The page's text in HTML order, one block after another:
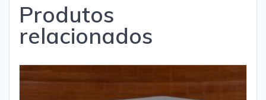
Produtos
relacionados